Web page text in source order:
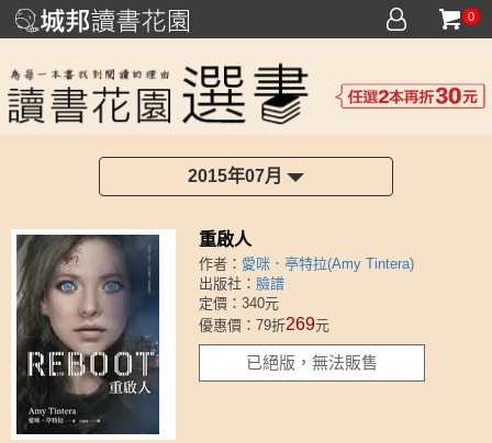
0
2015年07月
重啟人
作者： 愛咪．亭特拉(Amy Tintera)
出版社：臉譜
定價：340元
優惠價：79折269元
已絕版，無法販售